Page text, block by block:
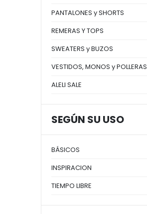
PANTALONES y SHORTS
REMERAS Y TOPS
SWEATERS y BUZOS
VESTIDOS, MONOS y POLLERAS
ALELI SALE
SEGÚN SU USO
BÁSICOS
INSPIRACION
TIEMPO LIBRE